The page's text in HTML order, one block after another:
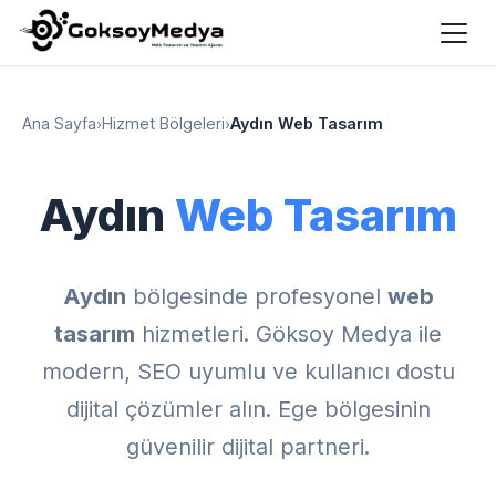
Ana Sayfa›Hizmet Bölgeleri›Aydın Web Tasarım
Aydın Web Tasarım
Aydın bölgesinde profesyonel web
tasarım hizmetleri. Göksoy Medya ile
modern, SEO uyumlu ve kullanıcı dostu
dijital çözümler alın. Ege bölgesinin
güvenilir dijital partneri.